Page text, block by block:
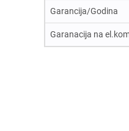
Garancija/Godina
Garanacija na